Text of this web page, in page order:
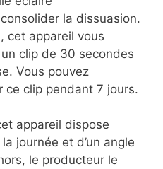
la dissuasion.
cet appareil vous
clip de 30 secondes
Vous pouvez
ce clip pendant 7 jours.
appareil dispose
journée et d’un angle
le producteur le